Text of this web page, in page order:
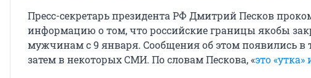
Пресс-секретарь президента РФ Дмитрий Песков
информацию о том, что российские границы якобы
мужчинам с 9 января. Сообщения об этом появились в
затем в некоторых СМИ. По словам Пескова, «это